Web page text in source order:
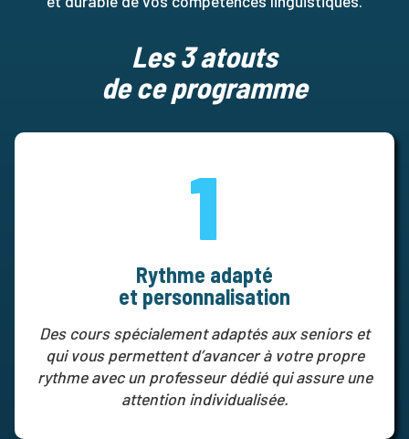
Les 3 atouts
de ce programme
1
Rythme adapté
et personnalisation
Des cours spécialement adaptés aux seniors et
qui vous permettent d’avancer à votre propre
rythme avec un professeur dédié qui assure une
attention individualisée.